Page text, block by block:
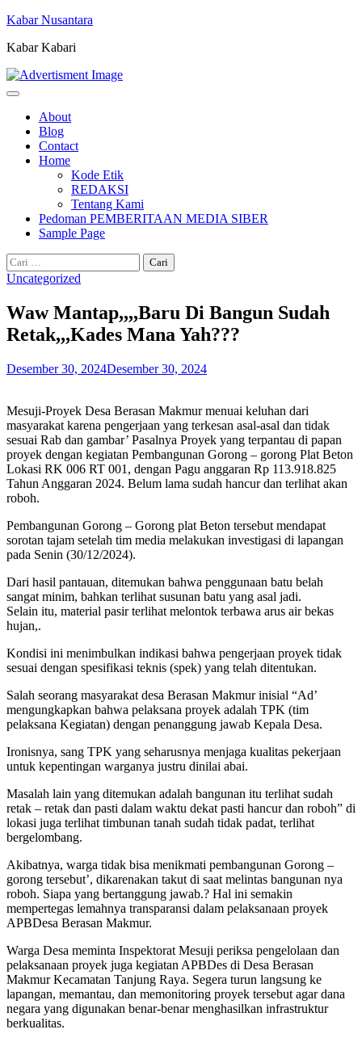
Skip
content
Kabar Nusantara
Kabar Kabari
About
Blog
Contact
Home
Kode Etik
REDAKSI
Tentang Kami
Pedoman PEMBERITAAN MEDIA SIBER
Sample Page
Cari
untuk:
Uncategorized
Waw Mantap,,,,Baru Di Bangun Sudah
Retak,,,Kades Mana Yah???
Desember 30, 2024Desember 30, 2024
Mesuji-Proyek Desa Berasan Makmur menuai keluhan dari
masyarakat karena pengerjaan yang terkesan asal-asal dan tidak
sesuai Rab dan gambar’ Pasalnya Proyek yang terpantau di papan
proyek dengan kegiatan Pembangunan Gorong – gorong Plat Beton
Lokasi RK 006 RT 001, dengan Pagu anggaran Rp 113.918.825
Tahun Anggaran 2024. Belum lama sudah hancur dan terlihat akan
roboh.
Pembangunan Gorong – Gorong plat Beton tersebut mendapat
sorotan tajam setelah tim media melakukan investigasi di lapangan
pada Senin (30/12/2024).
Dari hasil pantauan, ditemukan bahwa penggunaan batu belah
sangat minim, bahkan terlihat susunan batu yang asal jadi.
Selain itu, material pasir terlihat melontok terbawa arus air bekas
hujan,.
Kondisi ini menimbulkan indikasi bahwa pengerjaan proyek tidak
sesuai dengan spesifikasi teknis (spek) yang telah ditentukan.
Salah seorang masyarakat desa Berasan Makmur inisial “Ad’
mengungkapkan bahwa pelaksana proyek adalah TPK (tim
pelaksana Kegiatan) dengan penanggung jawab Kepala Desa.
Ironisnya, sang TPK yang seharusnya menjaga kualitas pekerjaan
untuk kepentingan warganya justru dinilai abai.
Masalah lain yang ditemukan adalah bangunan itu terlihat sudah
retak – retak dan pasti dalam waktu dekat pasti hancur dan roboh” di
lokasi juga terlihat timbunan tanah sudah tidak padat, terlihat
bergelombang.
Akibatnya, warga tidak bisa menikmati pembangunan Gorong –
gorong tersebut’, dikarenakan takut di saat melintas bangunan nya
roboh. Siapa yang bertanggung jawab.? Hal ini semakin
mempertegas lemahnya transparansi dalam pelaksanaan proyek
APBDesa Berasan Makmur.
Warga Desa meminta Inspektorat Mesuji periksa pengelolaan dan
pelaksanaan proyek juga kegiatan APBDes di Desa Berasan
Makmur Kecamatan Tanjung Raya. Segera turun langsung ke
lapangan, memantau, dan memonitoring proyek tersebut agar dana
negara yang digunakan benar-benar menghasilkan infrastruktur
berkualitas.